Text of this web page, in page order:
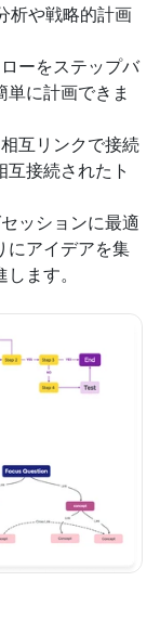
析や戦略的計画
ーをステップバ
に計画できま
互リンクで接続
接続されたト
ッションに最適
にアイデアを集
ます。